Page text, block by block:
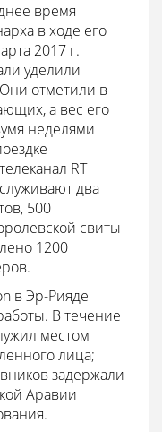
время
в ходе его
2017 г.
уделили
отметили в
а вес его
неделями
RT
два
500
свиты
1200
в Эр-Рияде
В течение
местом
лица;
задержали
Аравии